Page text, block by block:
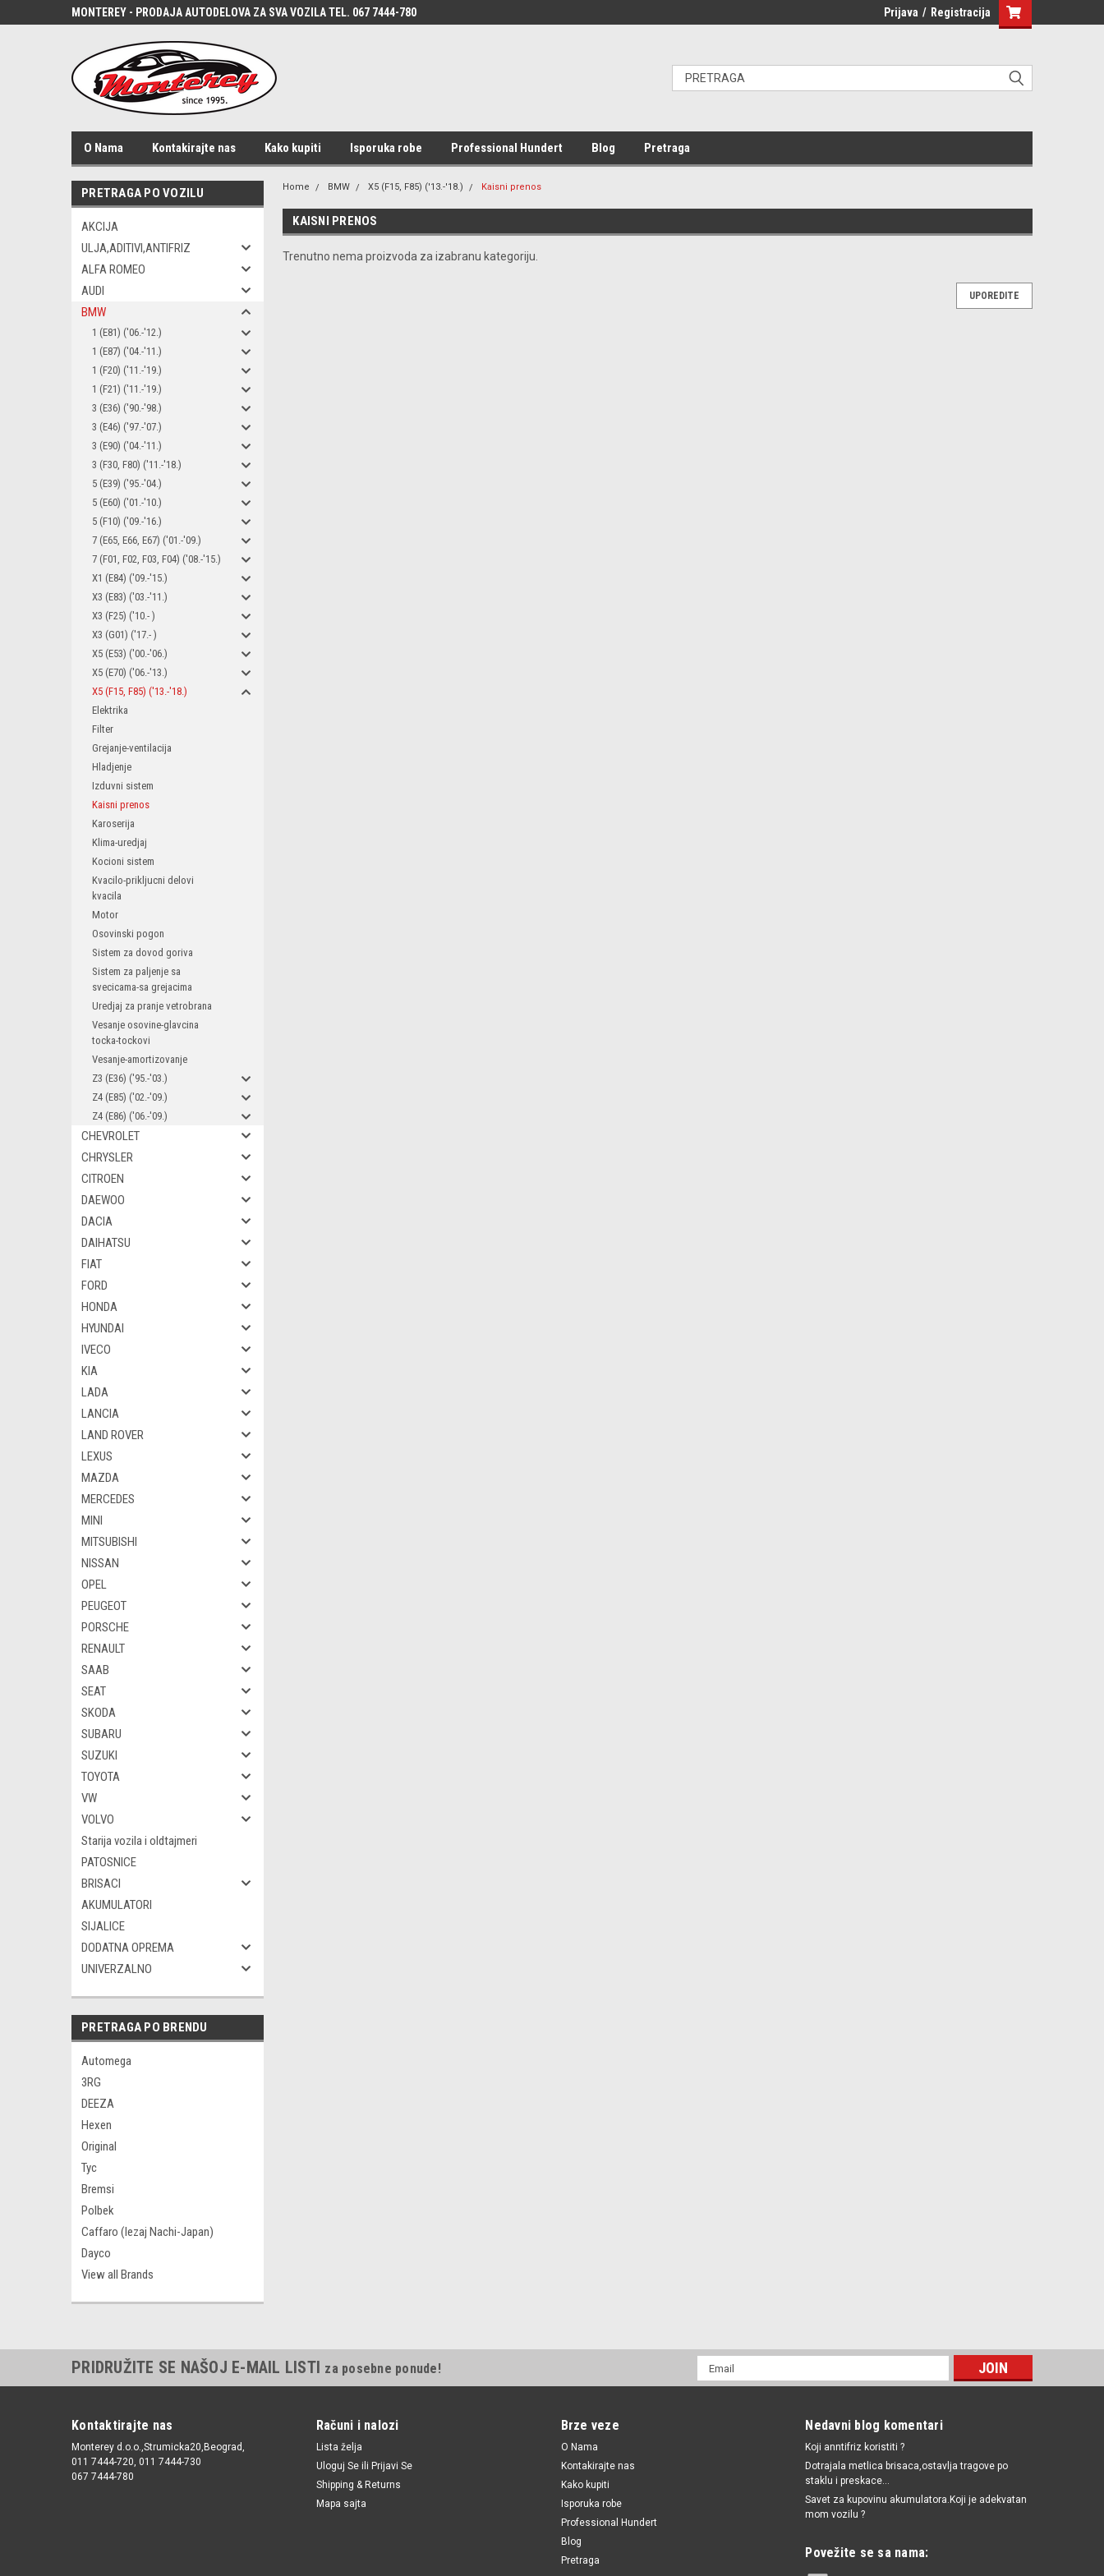
MONTEREY - PRODAJA AUTODELOVA ZA SVA VOZILA TEL. 067 7444-780 Prijava / Registracija
O Nama Kontakirajte nas Kako kupiti Isporuka robe Professional Hundert Blog Pretraga
PRETRAGA PO VOZILU
AKCIJA
ULJA,ADITIVI,ANTIFRIZ
ALFA ROMEO
AUDI
BMW
1 (E81) ('06.-'12.)
1 (E87) ('04.-'11.)
1 (F20) ('11.-'19.)
1 (F21) ('11.-'19.)
3 (E36) ('90.-'98.)
3 (E46) ('97.-'07.)
3 (E90) ('04.-'11.)
3 (F30, F80) ('11.-'18.)
5 (E39) ('95.-'04.)
5 (E60) ('01.-'10.)
5 (F10) ('09.-'16.)
7 (E65, E66, E67) ('01.-'09.)
7 (F01, F02, F03, F04) ('08.-'15.)
X1 (E84) ('09.-'15.)
X3 (E83) ('03.-'11.)
X3 (F25) ('10.- )
X3 (G01) ('17.- )
X5 (E53) ('00.-'06.)
X5 (E70) ('06.-'13.)
X5 (F15, F85) ('13.-'18.)
Elektrika
Filter
Grejanje-ventilacija
Hladjenje
Izduvni sistem
Kaisni prenos
Karoserija
Klima-uredjaj
Kocioni sistem
Kvacilo-prikljucni delovi
kvacila
Motor
Osovinski pogon
Sistem za dovod goriva
Sistem za paljenje sa
svecicama-sa grejacima
Uredjaj za pranje vetrobrana
Vesanje osovine-glavcina
tocka-tockovi
Vesanje-amortizovanje
Z3 (E36) ('95.-'03.)
Z4 (E85) ('02.-'09.)
Z4 (E86) ('06.-'09.)
CHEVROLET
CHRYSLER
CITROEN
DAEWOO
DACIA
DAIHATSU
FIAT
FORD
HONDA
HYUNDAI
IVECO
KIA
LADA
LANCIA
LAND ROVER
LEXUS
MAZDA
MERCEDES
MINI
MITSUBISHI
NISSAN
OPEL
PEUGEOT
PORSCHE
RENAULT
SAAB
SEAT
SKODA
SUBARU
SUZUKI
TOYOTA
VW
VOLVO
Starija vozila i oldtajmeri
PATOSNICE
BRISACI
AKUMULATORI
SIJALICE
DODATNA OPREMA
UNIVERZALNO
PRETRAGA PO BRENDU
Automega
3RG
DEEZA
Hexen
Original
Tyc
Bremsi
Polbek
Caffaro (lezaj Nachi-Japan)
Dayco
View all Brands
Home BMW X5 (F15, F85) ('13.-'18.) Kaisni prenos
KAISNI PRENOS
Trenutno nema proizvoda za izabranu kategoriju.
UPOREDITE
PRIDRUŽITE SE NAŠOJ E-MAIL LISTI za posebne ponude!
mail
Kontaktirajte nas
Monterey d.o.o.,Strumicka20,Beograd,
011 7444-720, 011 7444-730
067 7444-780
Računi i nalozi
Lista želja
Uloguj Se ili Prijavi Se
Shipping & Returns
Mapa sajta
Brze veze
O Nama
Kontakirajte nas
Kako kupiti
Isporuka robe
Professional Hundert
Blog
Pretraga
Nedavni blog komentari
Koji anntifriz koristiti ?
Dotrajala metlica brisaca,ostavlja tragove po
staklu i preskace...
Savet za kupovinu akumulatora.Koji je adekvatan
mom vozilu ?
Povežite se sa nama: